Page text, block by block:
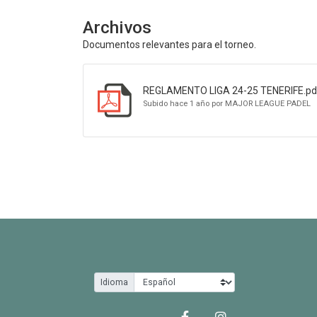
Archivos
Documentos relevantes para el torneo.
REGLAMENTO LIGA 24-25
Subido hace 1 año por MAJOR LEAGUE PADEL
Idioma